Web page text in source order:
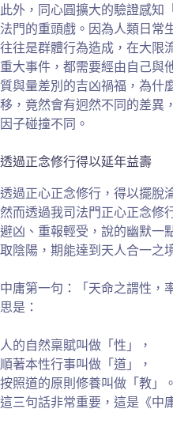
此外，同心圓擴大的驗證感知
法門的重頭戲。因為人類日常
往往是群體行為造成，在大限
重大事件，都需要經由自己與
質與量差別的吉凶禍福，為什
移，竟然會有迥然不同的差異
因子碰撞不同。
透過正念修行得以延年益壽
透過正心正念修行，得以擺脫
然而透過我司法門正心正念修
避凶、重報輕受，說的幽默一
取陰陽，期能達到天人合一之
中庸第一句：「天命之謂性，
思是：
人的自然稟賦叫做「性」，
順著本性行事叫做「道」，
按照道的原則修養叫做「教」。
這三句話非常重要，這是《中